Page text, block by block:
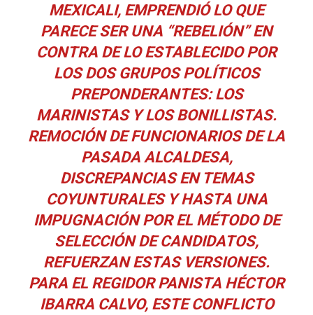
MEXICALI, EMPRENDIÓ LO QUE
PARECE SER UNA “REBELIÓN” EN
CONTRA DE LO ESTABLECIDO POR
LOS DOS GRUPOS POLÍTICOS
PREPONDERANTES: LOS
MARINISTAS Y LOS BONILLISTAS.
REMOCIÓN DE FUNCIONARIOS DE LA
PASADA ALCALDESA,
DISCREPANCIAS EN TEMAS
COYUNTURALES Y HASTA UNA
IMPUGNACIÓN POR EL MÉTODO DE
SELECCIÓN DE CANDIDATOS,
REFUERZAN ESTAS VERSIONES.
PARA EL REGIDOR PANISTA HÉCTOR
IBARRA CALVO, ESTE CONFLICTO